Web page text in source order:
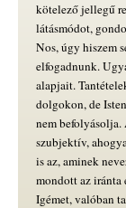
kötelező jellegű
látásmódot,
Nos, úgy hiszem
elfogadnunk.
alapjait.
dolgokon, de
nem befolyásolja.
szubjektív,
is az, aminek
mondott az iránta
Igémet, valóban